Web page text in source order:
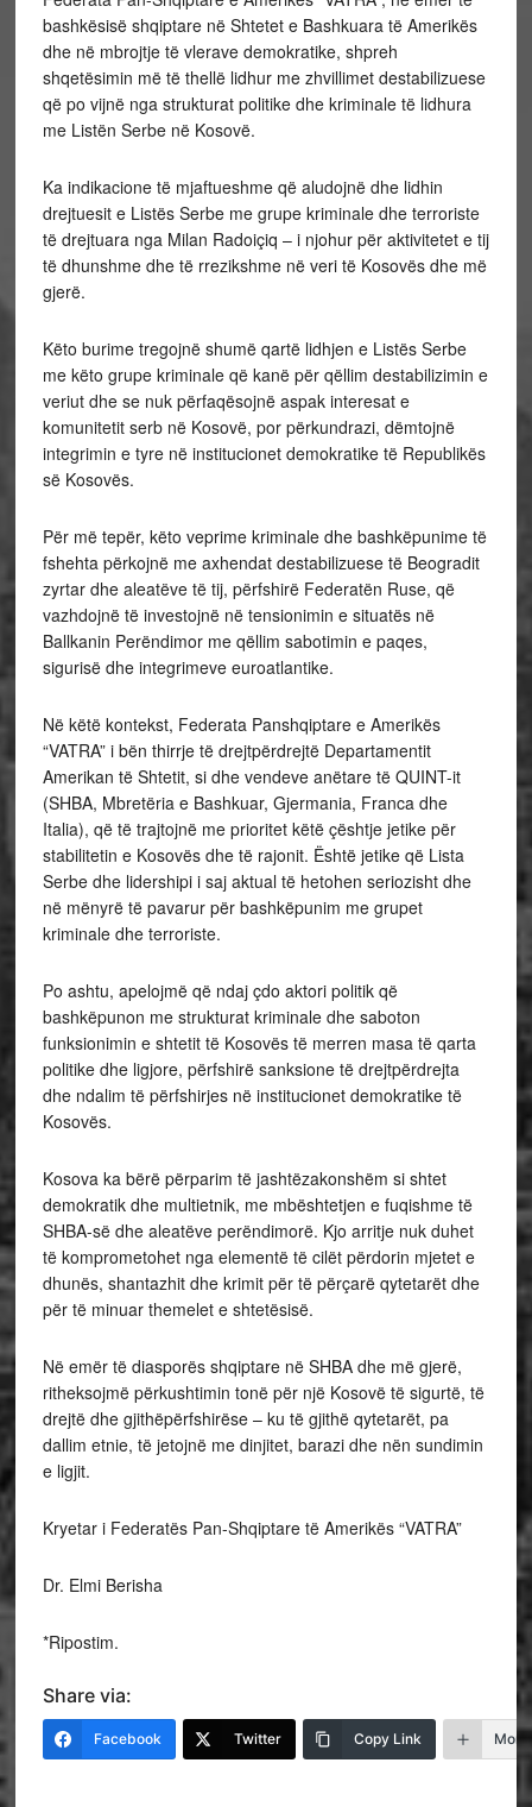
bashkësisë shqiptare në Shtetet e Bashkuara të Amerikës
dhe në mbrojtje të vlerave demokratike, shpreh
shqetësimin më të thellë lidhur me zhvillimet destabilizuese
që po vijnë nga strukturat politike dhe kriminale të lidhura
me Listën Serbe në Kosovë.
Ka indikacione të mjaftueshme që aludojnë dhe lidhin
drejtuesit e Listës Serbe me grupe kriminale dhe terroriste
të drejtuara nga Milan Radoiçiq – i njohur për aktivitetet e tij
të dhunshme dhe të rrezikshme në veri të Kosovës dhe më
gjerë.
Këto burime tregojnë shumë qartë lidhjen e Listës Serbe
me këto grupe kriminale që kanë për qëllim destabilizimin e
veriut dhe se nuk përfaqësojnë aspak interesat e
komunitetit serb në Kosovë, por përkundrazi, dëmtojnë
integrimin e tyre në institucionet demokratike të Republikës
së Kosovës.
Për më tepër, këto veprime kriminale dhe bashkëpunime të
fshehta përkojnë me axhendat destabilizuese të Beogradit
zyrtar dhe aleatëve të tij, përfshirë Federatën Ruse, që
vazhdojnë të investojnë në tensionimin e situatës në
Ballkanin Perëndimor me qëllim sabotimin e paqes,
sigurisë dhe integrimeve euroatlantike.
Në këtë kontekst, Federata Panshqiptare e Amerikës
“VATRA” i bën thirrje të drejtpërdrejtë Departamentit
Amerikan të Shtetit, si dhe vendeve anëtare të QUINT-it
(SHBA, Mbretëria e Bashkuar, Gjermania, Franca dhe
Italia), që të trajtojnë me prioritet këtë çështje jetike për
stabilitetin e Kosovës dhe të rajonit. Është jetike që Lista
Serbe dhe lidershipi i saj aktual të hetohen seriozisht dhe
në mënyrë të pavarur për bashkëpunim me grupet
kriminale dhe terroriste.
Po ashtu, apelojmë që ndaj çdo aktori politik që
bashkëpunon me strukturat kriminale dhe saboton
funksionimin e shtetit të Kosovës të merren masa të qarta
politike dhe ligjore, përfshirë sanksione të drejtpërdrejta
dhe ndalim të përfshirjes në institucionet demokratike të
Kosovës.
Kosova ka bërë përparim të jashtëzakonshëm si shtet
demokratik dhe multietnik, me mbështetjen e fuqishme të
SHBA-së dhe aleatëve perëndimorë. Kjo arritje nuk duhet
të komprometohet nga elementë të cilët përdorin mjetet e
dhunës, shantazhit dhe krimit për të përçarë qytetarët dhe
për të minuar themelet e shtetësisë.
Në emër të diasporës shqiptare në SHBA dhe më gjerë,
ritheksojmë përkushtimin tonë për një Kosovë të sigurtë, të
drejtë dhe gjithëpërfshirëse – ku të gjithë qytetarët, pa
dallim etnie, të jetojnë me dinjitet, barazi dhe nën sundimin
e ligjit.
Kryetar i Federatës Pan-Shqiptare të Amerikës “VATRA”
Dr. Elmi Berisha
*Ripostim.
Share via:
Facebook Twitter Copy Link More